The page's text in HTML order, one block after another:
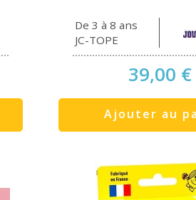
De 3 à 8 ans
JC-TOPE
39,00 €
Ajouter au